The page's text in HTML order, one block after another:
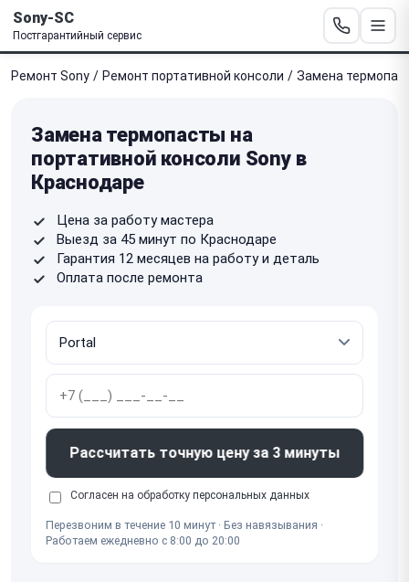
Sony-SC
Постгарантийный сервис
Ремонт Sony / Ремонт портативной консоли / Замена
Замена термопасты на
портативной консоли Sony в
Краснодаре
Цена за работу мастера
Выезд за 45 минут по Краснодаре
Гарантия 12 месяцев на работу и деталь
Оплата после ремонта
Рассчитать точную цену за 3 минуты
Согласен на обработку персональных данных
Перезвоним в течение 10 минут · Без навязывания ·
Работаем ежедневно с 8:00 до 20:00